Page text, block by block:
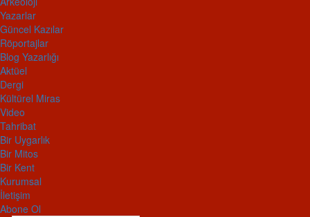
Yazarlar
Güncel Kazılar
Röportajlar
Blog Yazarlığı
Aktüel
Dergi
Kültürel Miras
Video
Tahribat
Bir Uygarlık
Bir Mitos
Bir Kent
Kurumsal
İletişim
Abone Ol